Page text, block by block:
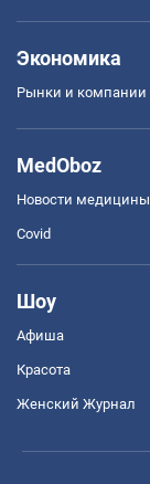
Экономика
Рынки и компании
MedOboz
Новости медицины
Covid
Шоу
Афиша
Красота
Женский Журнал